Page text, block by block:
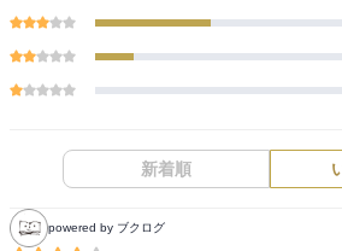
新着順
powered by ブクログ